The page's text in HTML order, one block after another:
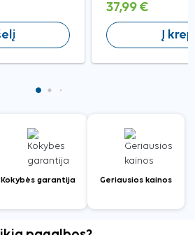
37,99 €
Į
Kokybės garantija Geriausios kainos